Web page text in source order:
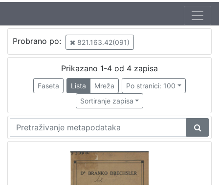
Probrano po: 821.163.42(091)
Prikazano 1-4 od 4 zapisa
Faseta Lista Mreža
Po stranici: 100
Sortiranje zapisa